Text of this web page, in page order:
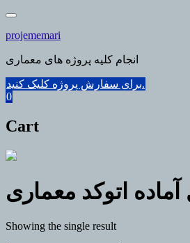
Skip
content
projememari
انجام کلیه پروژه های معماری
برای سفارش پروژه کلیک کنید.
0
Cart
آماده اتوکد معماری
Showing the single result